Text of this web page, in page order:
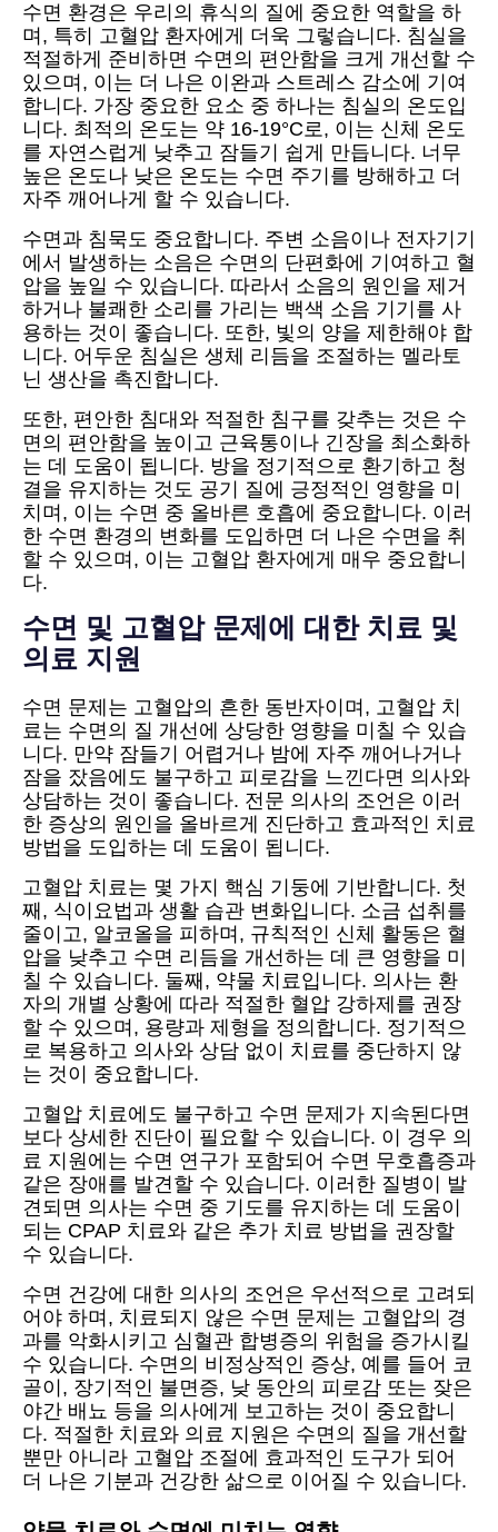
수면 환경은 우리의 휴식의 질에 중요한 역할을 하
며, 특히 고혈압 환자에게 더욱 그렇습니다. 침실을
적절하게 준비하면 수면의 편안함을 크게 개선할 수
있으며, 이는 더 나은 이완과 스트레스 감소에 기여
합니다. 가장 중요한 요소 중 하나는 침실의 온도입
니다. 최적의 온도는 약 16-19°C로, 이는 신체 온도
를 자연스럽게 낮추고 잠들기 쉽게 만듭니다. 너무
높은 온도나 낮은 온도는 수면 주기를 방해하고 더
자주 깨어나게 할 수 있습니다.
수면과 침묵도 중요합니다. 주변 소음이나 전자기기
에서 발생하는 소음은 수면의 단편화에 기여하고 혈
압을 높일 수 있습니다. 따라서 소음의 원인을 제거
하거나 불쾌한 소리를 가리는 백색 소음 기기를 사
용하는 것이 좋습니다. 또한, 빛의 양을 제한해야 합
니다. 어두운 침실은 생체 리듬을 조절하는 멜라토
닌 생산을 촉진합니다.
또한, 편안한 침대와 적절한 침구를 갖추는 것은 수
면의 편안함을 높이고 근육통이나 긴장을 최소화하
는 데 도움이 됩니다. 방을 정기적으로 환기하고 청
결을 유지하는 것도 공기 질에 긍정적인 영향을 미
치며, 이는 수면 중 올바른 호흡에 중요합니다. 이러
한 수면 환경의 변화를 도입하면 더 나은 수면을 취
할 수 있으며, 이는 고혈압 환자에게 매우 중요합니
다.
수면 및 고혈압 문제에 대한 치료 및
의료 지원
수면 문제는 고혈압의 흔한 동반자이며, 고혈압 치
료는 수면의 질 개선에 상당한 영향을 미칠 수 있습
니다. 만약 잠들기 어렵거나 밤에 자주 깨어나거나
잠을 잤음에도 불구하고 피로감을 느낀다면 의사와
상담하는 것이 좋습니다. 전문 의사의 조언은 이러
한 증상의 원인을 올바르게 진단하고 효과적인 치료
방법을 도입하는 데 도움이 됩니다.
고혈압 치료는 몇 가지 핵심 기둥에 기반합니다. 첫
째, 식이요법과 생활 습관 변화입니다. 소금 섭취를
줄이고, 알코올을 피하며, 규칙적인 신체 활동은 혈
압을 낮추고 수면 리듬을 개선하는 데 큰 영향을 미
칠 수 있습니다. 둘째, 약물 치료입니다. 의사는 환
자의 개별 상황에 따라 적절한 혈압 강하제를 권장
할 수 있으며, 용량과 제형을 정의합니다. 정기적으
로 복용하고 의사와 상담 없이 치료를 중단하지 않
는 것이 중요합니다.
고혈압 치료에도 불구하고 수면 문제가 지속된다면
보다 상세한 진단이 필요할 수 있습니다. 이 경우 의
료 지원에는 수면 연구가 포함되어 수면 무호흡증과
같은 장애를 발견할 수 있습니다. 이러한 질병이 발
견되면 의사는 수면 중 기도를 유지하는 데 도움이
되는 CPAP 치료와 같은 추가 치료 방법을 권장할
수 있습니다.
수면 건강에 대한 의사의 조언은 우선적으로 고려되
어야 하며, 치료되지 않은 수면 문제는 고혈압의 경
과를 악화시키고 심혈관 합병증의 위험을 증가시킬
수 있습니다. 수면의 비정상적인 증상, 예를 들어 코
골이, 장기적인 불면증, 낮 동안의 피로감 또는 잦은
야간 배뇨 등을 의사에게 보고하는 것이 중요합니
다. 적절한 치료와 의료 지원은 수면의 질을 개선할
뿐만 아니라 고혈압 조절에 효과적인 도구가 되어
더 나은 기분과 건강한 삶으로 이어질 수 있습니다.